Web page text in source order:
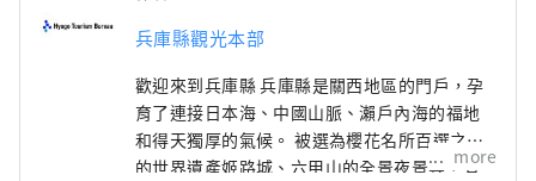
兵庫縣觀光本部
歡迎來到兵庫縣 兵庫縣是關西地區的門戶，孕
育了連接日本海、中國山脈、瀨戶內海的福地
和得天獨厚的氣候。 被選為櫻花名所百選之一
的世界遺產姬路城、六甲山的全景夜景等，有
more